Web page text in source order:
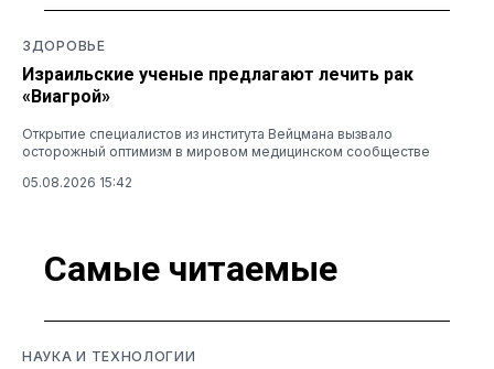
ЗДОРОВЬЕ
Израильские ученые предлагают лечить рак
«Виагрой»
Открытие специалистов из института Вейцмана вызвало
осторожный оптимизм в мировом медицинском сообществе
05.08.2026 15:42
Самые читаемые
НАУКА И ТЕХНОЛОГИИ